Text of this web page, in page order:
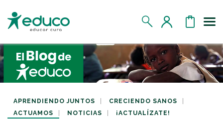
MIS DATOS
MIS APADRINADOS
APRENDIENDO JUNTOS
CRECIENDO SANOS
ACTUAMOS
NOTICIAS ¡ACTUALÍZATE!